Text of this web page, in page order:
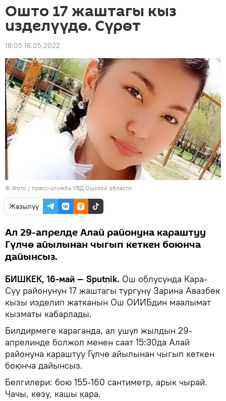
Ошто 17 жаштагы кыз
изделүүдө. Сүрөт
18:05 16.05.2022
© Фото / пресс-служба УВД Ошской области
Жазылуу
Ал 29-апрелде Алай районуна караштуу
Гүлчө айылынан чыгып кеткен боюнча
дайынсыз.
БИШКЕК, 16-май — Sputnik. Ош облусунда Кара-
Суу районунун 17 жаштагы тургуну Зарина Авазбек
кызы изделип жатканын Ош ОИИБдин маалымат
кызматы кабарлады.
Билдирмеге караганда, ал ушул жылдын 29-
апрелинде болжол менен саат 15:30да Алай
районуна караштуу Гүлчө айылынан чыгып кеткен
боюнча дайынсыз.
Белгилери: бою 155-160 сантиметр, арык чырай.
Чачы, көзү, кашы кара.